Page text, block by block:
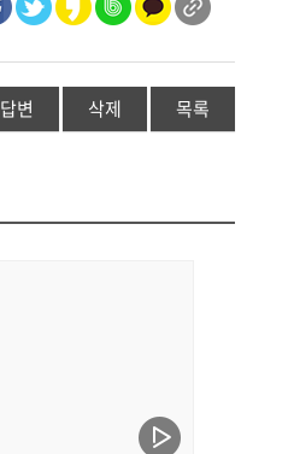
답변 삭제 목록